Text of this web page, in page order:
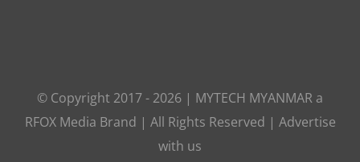
© Copyright 2017 - 2026 | MYTECH MYANMAR a
RFOX Media Brand | All Rights Reserved | Advertise
with us